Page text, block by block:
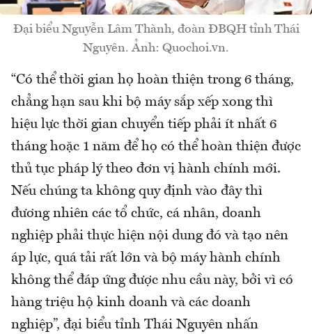
Đại biểu Nguyễn Lâm Thành, đoàn ĐBQH tỉnh Thái
Nguyên. Ảnh: Quochoi.vn.
“Có thể thời gian họ hoàn thiện trong 6 tháng,
chẳng hạn sau khi bộ máy sắp xếp xong thì
hiệu lực thời gian chuyển tiếp phải ít nhất 6
tháng hoặc 1 năm để họ có thể hoàn thiện được
thủ tục pháp lý theo đơn vị hành chính mới.
Nếu chúng ta không quy định vào đây thì
đương nhiên các tổ chức, cá nhân, doanh
nghiệp phải thực hiện nội dung đó và tạo nên
áp lực, quá tải rất lớn và bộ máy hành chính
không thể đáp ứng được nhu cầu này, bởi vì có
hàng triệu hộ kinh doanh và các doanh
nghiệp”, đại biểu tỉnh Thái Nguyên nhấn